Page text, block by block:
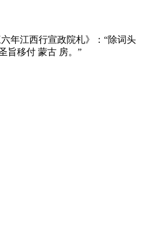
六年江西行宣政院札》：“除词头
旨移付 蒙古 房。”